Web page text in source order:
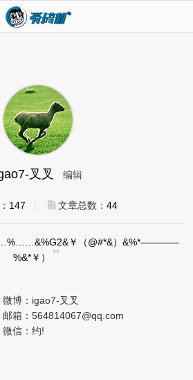
叉叉 编辑
147 文章总数： 44
￥（@#*&）&%*————
%&*￥）
微博： igao7-叉叉
邮箱： 564814067@qq.com
微信： 约!